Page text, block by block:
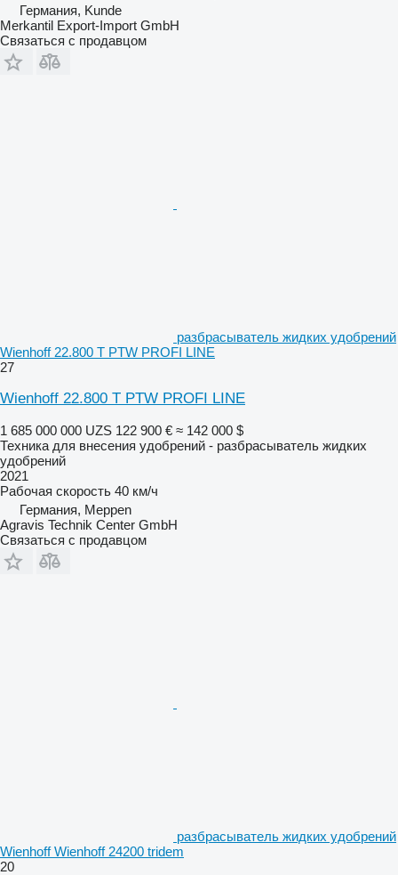
Германия, Kunde
Merkantil Export-Import GmbH
Связаться с продавцом
разбрасыватель жидких удобрений
Wienhoff 22.800 T PTW PROFI LINE
27
Wienhoff 22.800 T PTW PROFI LINE
1 685 000 000 UZS 122 900 € ≈ 142 000 $
Техника для внесения удобрений - разбрасыватель жидких
удобрений
2021
Рабочая скорость 40 км/ч
Германия, Meppen
Agravis Technik Center GmbH
Связаться с продавцом
разбрасыватель жидких удобрений
Wienhoff Wienhoff 24200 tridem
20